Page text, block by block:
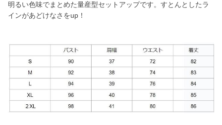
明るい色味でまとめた量産型セットアップです。すとんとしたラ
インがあどけなさをup！